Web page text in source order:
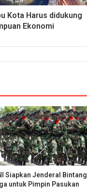
Kota Harus didukung
Ekonomi
Siapkan Jenderal Bintang
untuk Pimpin Pasukan